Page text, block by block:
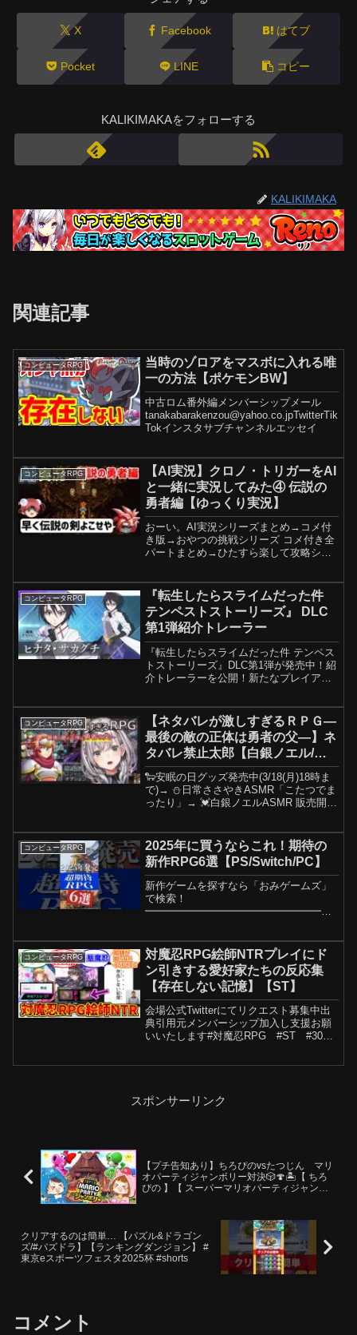
X Facebook はてブ
Pocket LINE コピー
KALIKIMAKAをフォローする
KALIKIMAKA
関連記事
コンピュータRPG
当時のゾロアをマスボに入れる唯
一の方法【ポケモンBW】
中古ロム番外編メンバーシップメール
tanakabarakenzou@yahoo.co.jpTwitterTik
Tokインスタサブチャンネルエッセイ
コンピュータRPG
【AI実況】クロノ・トリガーをAI
と一緒に実況してみた④ 伝説の
勇者編【ゆっくり実況】
おーい。AI実況シリーズまとめ→コメ付
き版→おやつの挑戦シリーズ コメ付き全
パートまとめ→ひたすら楽して攻略シリ
3リマスター→オクトパストラベラー→サ
ガフロアセルス一人旅→おや...
コンピュータRPG
『転生したらスライムだった件
テンペストストーリーズ』 DLC
第1弾紹介トレーラー
『転生したらスライムだった件 テンペス
トストーリーズ』DLC第1弾が発売中！紹
介トレーラーを公開！新たなプレイアブ
しなく！======================...
コンピュータRPG
【ネタバレが激しすぎるＲＰＧ―
最後の敵の正体は勇者の父―】ネ
タバレ禁止太郎【白銀ノエル/ホ
ロライブ】
🐑安眠の日グッズ発売中(3/18(月)18時ま
で)→ ⛄日常ささやきASMR「こたつでま
ったり」→ 💓白銀ノエルASMR 販売開始
コンピュータRPG
2025年に買うならこれ！期待の
新作RPG6選【PS/Switch/PC】
新作ゲームを探すなら「おみゲームズ」
で検索！
━━━━━━━━━━━━━━━━━━
ない情報をつぶやいてます。■X（旧：
Twitter）■サブチャンネルyoutube.c...
コンピュータRPG
対魔忍RPG絵師NTRプレイにド
ン引きする愛好家たちの反応集
【存在しない記憶】【ST】
会場公式Twitterにてリクエスト募集中出
典引用元メンバーシップ加入し支援お願
いいたします#対魔忍RPG #ST #3000
スポンサーリンク
【プチ告知あり】ちろぴのvsたつじん マリ
オパーティジャンボリー対決🎲🍄🏝【 ちろ
ぴの 】【 スーパーマリオパーティジャンボ
クリアするのは簡単… 【パズル&ドラゴン
ズ/#パズドラ】【ランキングダンジョン】 #
東京eスポーツフェスタ2025杯 #shorts
コメント